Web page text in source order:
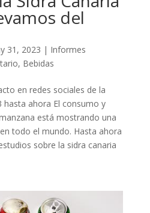
del
31, 2023 | Informes
, Bebidas
en redes sociales de la
hasta ahora El consumo y
está mostrando una
todo el mundo. Hasta ahora
sobre la sidra canaria